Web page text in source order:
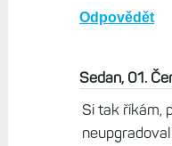
Odpovědět
Sedan, 01.
Si tak říkám,